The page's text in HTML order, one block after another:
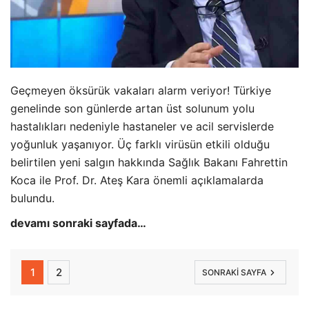
Geçmeyen öksürük vakaları alarm veriyor! Türkiye
genelinde son günlerde artan üst solunum yolu
hastalıkları nedeniyle hastaneler ve acil servislerde
yoğunluk yaşanıyor. Üç farklı virüsün etkili olduğu
belirtilen yeni salgın hakkında Sağlık Bakanı Fahrettin
Koca ile Prof. Dr. Ateş Kara önemli açıklamalarda
bulundu.
devamı sonraki sayfada…
1 2 SONRAKI SAYFA